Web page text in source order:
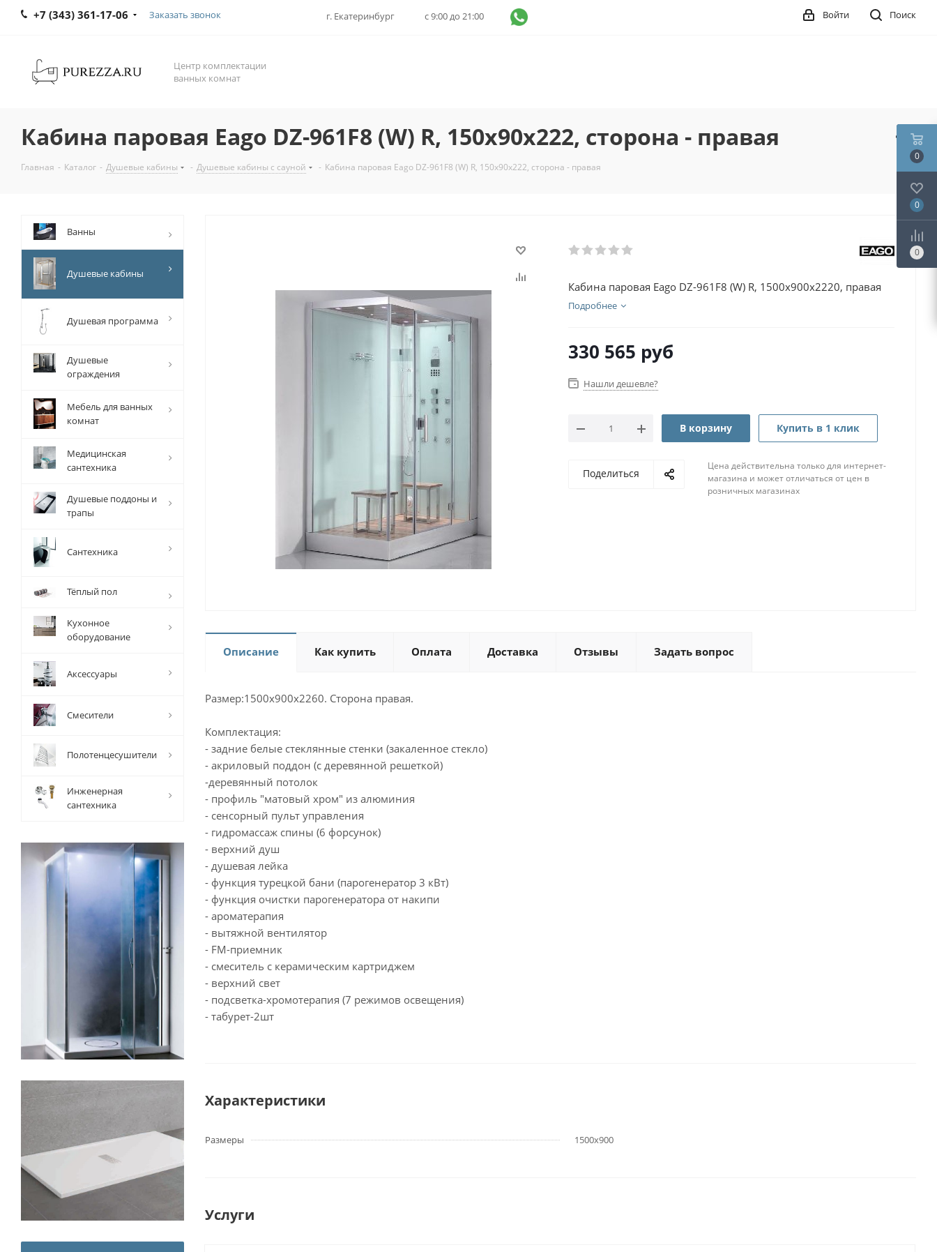
+7 (343) 361-17-06 Заказать звонок г. Екатеринбург с 9:00 до 21:00 Поиск
Войти
Центр комплектации
ванных комнат
Кабина паровая Eago DZ-961F8 (W) R, 150х90х222, сторона - правая
Главная - Каталог - Душевые кабины - Душевые кабины с сауной - Кабина паровая Eago DZ-961F8 (W) R, 150х90х222, сторона - правая
Кабина паровая Eago DZ-961F8 (W) R, 1500х900х2220, правая
Подробнее
330 565 руб
Нашли дешевле?
В корзину Купить в 1 клик
Поделиться
Цена действительна только для интернет-
магазина и может отличаться от цен в
розничных магазинах
Описание Как купить Оплата Доставка Отзывы Задать вопрос
Размер:1500x900x2260. Сторона правая.
Комплектация:
- задние белые стеклянные стенки (закаленное стекло)
- акриловый поддон (с деревянной решеткой)
-деревянный потолок
- профиль "матовый хром" из алюминия
- сенсорный пульт управления
- гидромассаж спины (6 форсунок)
- верхний душ
- душевая лейка
- функция турецкой бани (парогенератор 3 кВт)
- функция очистки парогенератора от накипи
- ароматерапия
- вытяжной вентилятор
- FM-приемник
- смеситель с керамическим картриджем
- верхний свет
- подсветка-хромотерапия (7 режимов освещения)
- табурет-2шт
Характеристики
Размеры 1500х900
Услуги
Ванны
Душевые кабины
Душевая программа
Душевые
ограждения
Мебель для ванных
комнат
Медицинская
сантехника
Душевые поддоны и
трапы
Сантехника
Тёплый пол
Кухонное
оборудование
Аксессуары
Смесители
Полотенцесушители
Инженерная
сантехника
0
0
0